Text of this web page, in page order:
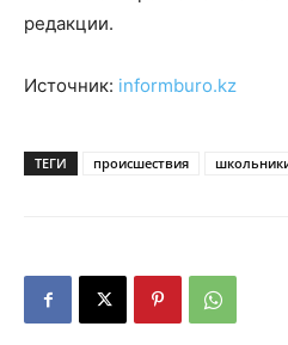
редакции.
Источник: informburo.kz
ТЕГИ происшествия